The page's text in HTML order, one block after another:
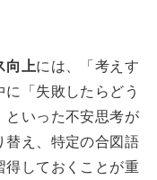
向上には、「考えす
「失敗したらどう
といった不安思考が
替え、特定の合図語
得しておくことが重